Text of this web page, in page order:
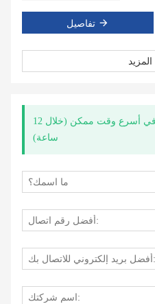
تفاصيل
الحصول على آخر سعر؟ سنرد في أسرع وقت ممكن (خلال 12
ساعة)